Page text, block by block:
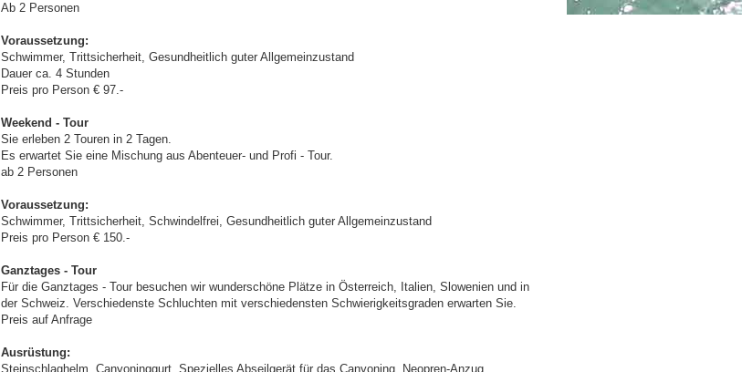
Ab 2 Personen
Voraussetzung:
Schwimmer, Trittsicherheit, Gesundheitlich guter Allgemeinzustand
Dauer ca. 4 Stunden
Preis pro Person € 97.-
Weekend - Tour
Sie erleben 2 Touren in 2 Tagen.
Es erwartet Sie eine Mischung aus Abenteuer- und Profi - Tour.
ab 2 Personen
Voraussetzung:
Schwimmer, Trittsicherheit, Schwindelfrei, Gesundheitlich guter Allgemeinzustand
Preis pro Person € 150.-
Ganztages - Tour
Für die Ganztages - Tour besuchen wir wunderschöne Plätze in Österreich, Italien, Slowenien und in
der Schweiz. Verschiedenste Schluchten mit verschiedensten Schwierigkeitsgraden erwarten Sie.
Preis auf Anfrage
Ausrüstung:
Steinschlaghelm, Canyoninggurt, Spezielles Abseilgerät für das Canyoning, Neopren-Anzug,